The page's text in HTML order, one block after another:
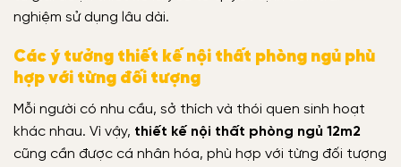
nghiệm sử dụng lâu dài.
Các ý tưởng thiết kế nội thất phòng ngủ phù
hợp với từng đối tượng
Mỗi người có nhu cầu, sở thích và thói quen sinh hoạt
khác nhau. Vì vậy, thiết kế nội thất phòng ngủ 12m2
cũng cần được cá nhân hóa, phù hợp với từng đối tượng